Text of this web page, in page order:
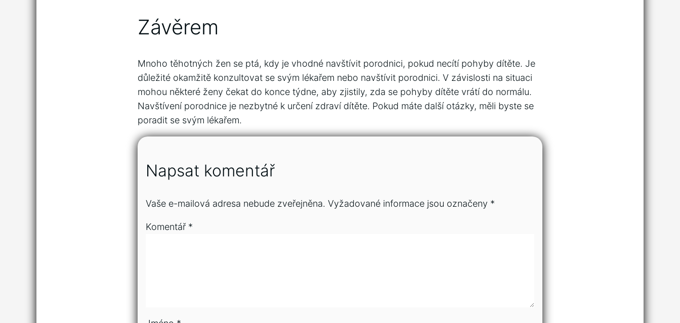
Závěrem
Mnoho těhotných žen se ptá, kdy je vhodné navštívit porodnici, pokud necítí pohyby dítěte. Je
důležité okamžitě konzultovat se svým lékařem nebo navštívit porodnici. V závislosti na situaci
mohou některé ženy čekat do konce týdne, aby zjistily, zda se pohyby dítěte vrátí do normálu.
Navštívení porodnice je nezbytné k určení zdraví dítěte. Pokud máte další otázky, měli byste se
poradit se svým lékařem.
Napsat komentář
Vaše e-mailová adresa nebude zveřejněna. Vyžadované informace jsou označeny *
Komentář *